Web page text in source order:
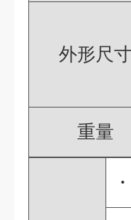
外形尺寸
重量